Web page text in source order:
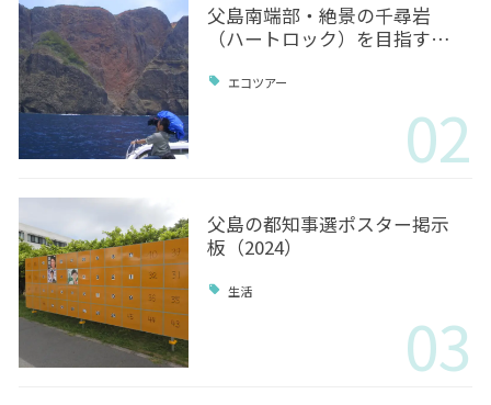
父島南端部・絶景の千尋岩
（ハートロック）を目指す…
エコツアー
02
父島の都知事選ポスター掲示
板（2024）
生活
03